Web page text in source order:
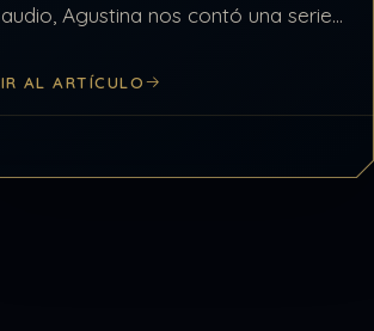
audio, Agustina nos contó una serie
como insólitos que forman parte de
IR AL ARTÍCULO